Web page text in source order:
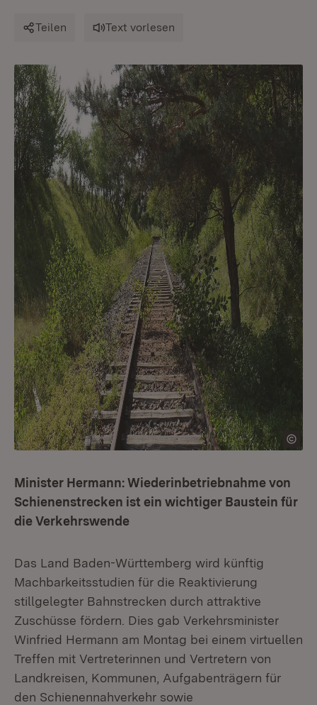
Teilen Text vorlesen
Minister Hermann: Wiederinbetriebnahme von
Schienenstrecken ist ein wichtiger Baustein für
die Verkehrswende
Das Land Baden-Württemberg wird künftig
Machbarkeitsstudien für die Reaktivierung
stillgelegter Bahnstrecken durch attraktive
Zuschüsse fördern. Dies gab Verkehrsminister
Winfried Hermann am Montag bei einem virtuellen
Treffen mit Vertreterinnen und Vertretern von
Landkreisen, Kommunen, Aufgabenträgern für
den Schienennahverkehr sowie